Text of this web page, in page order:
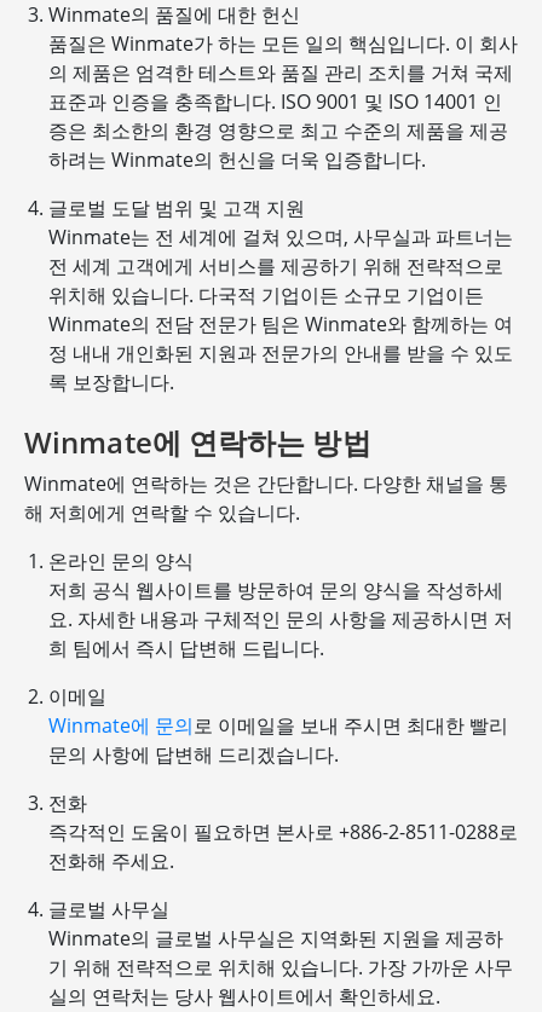
Winmate의 품질에 대한 헌신
품질은 Winmate가 하는 모든 일의 핵심입니다. 이 회사
의 제품은 엄격한 테스트와 품질 관리 조치를 거쳐 국제
표준과 인증을 충족합니다. ISO 9001 및 ISO 14001 인
증은 최소한의 환경 영향으로 최고 수준의 제품을 제공
하려는 Winmate의 헌신을 더욱 입증합니다.
글로벌 도달 범위 및 고객 지원
Winmate는 전 세계에 걸쳐 있으며, 사무실과 파트너는
전 세계 고객에게 서비스를 제공하기 위해 전략적으로
위치해 있습니다. 다국적 기업이든 소규모 기업이든
Winmate의 전담 전문가 팀은 Winmate와 함께하는 여
정 내내 개인화된 지원과 전문가의 안내를 받을 수 있도
록 보장합니다.
Winmate에 연락하는 방법
Winmate에 연락하는 것은 간단합니다. 다양한 채널을 통
해 저희에게 연락할 수 있습니다.
온라인 문의 양식
저희 공식 웹사이트를 방문하여 문의 양식을 작성하세
요. 자세한 내용과 구체적인 문의 사항을 제공하시면 저
희 팀에서 즉시 답변해 드립니다.
이메일
Winmate에 문의로 이메일을 보내 주시면 최대한 빨리
문의 사항에 답변해 드리겠습니다.
전화
즉각적인 도움이 필요하면 본사로 +886-2-8511-0288로
전화해 주세요.
글로벌 사무실
Winmate의 글로벌 사무실은 지역화된 지원을 제공하
기 위해 전략적으로 위치해 있습니다. 가장 가까운 사무
실의 연락처는 당사 웹사이트에서 확인하세요.